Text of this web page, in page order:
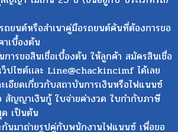
ถยนต์หรือสำเนาคู่มือรถยนต์คันที่ต้องการขอ
าเบื้องต้น
การขอสินเชื่อเบื้องต้น ให้ลูกค้า สมัครสินเชื่อ
ปไซต์เเละ Line@chackincimf ได้เลย
เอียดเกี่ยวกับสถาบันการเงินหรือไฟแนนซ์
สัญญาเงินกู้ ใบจ่ายค่างวด ใบกำกับภาษี
ด เป็นต้น
นมาถ่ายรูปคู่กับพนักงานไฟแนนซ์ เพื่อขอ